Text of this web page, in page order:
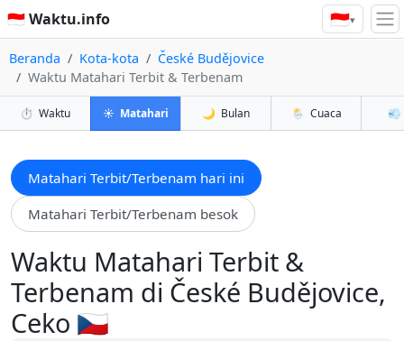
🇮🇩 Waktu.info 🇮🇩▾
Beranda Kota-kota
České Budějovice
Waktu Matahari Terbit & Terbenam
⏱️ Waktu ☀️ Matahari 🌙 Bulan 🌦️ Cuaca 💨
Matahari Terbit/Terbenam hari ini
Matahari Terbit/Terbenam besok
Waktu Matahari Terbit &
Terbenam di České Budějovice,
Ceko 🇨🇿